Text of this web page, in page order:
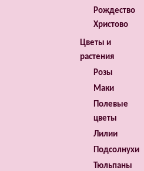
Рождество
Христово
Цветы и
растения
Розы
Маки
Полевые
цветы
Лилии
Подсолнухи
Тюльпаны